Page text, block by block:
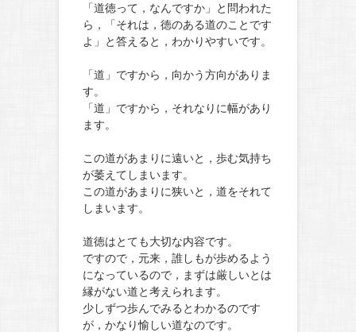
「道徳って，なんですか」と問われた
ら，「それは，徳のある道のことです
よ」と答えると，わかりやすいです。
「道」ですから，向かう方向がありま
す。
「道」ですから，それなりに幅があり
ます。
この道があまりに遠いと，歩む気持ち
が萎えてしまいます。
この道があまりに狭いと，道をそれて
しまいます。
道徳はとても大切な内容です。
ですので，元来，誰しもが歩めるよう
になっているので，まずは厳しいとは
縁がない道と考えられます。
少しずつ歩んでみるとわかるのです
が，かなり愉しい道なのです。